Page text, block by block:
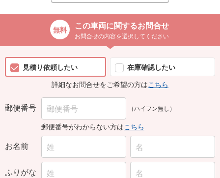
この車両に関するお問合せ
お問合せの内容を選択してください
見積り依頼したい
在庫確認したい
詳細なお問合せをご希望の方はこちら
郵便番号 （ハイフン無し）
郵便番号がわからない方はこちら
お名前
ふりがな